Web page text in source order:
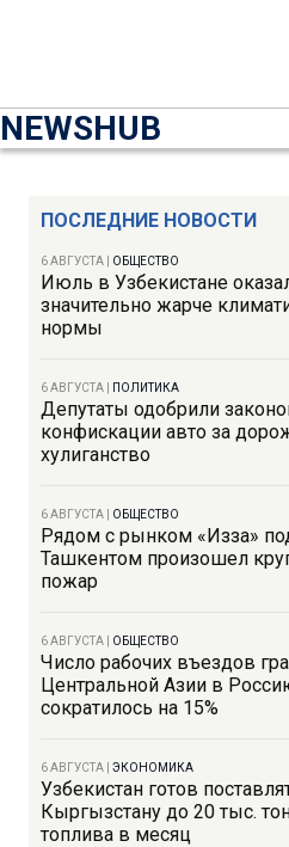
NEWSHUB
ПОСЛЕДНИЕ НОВОСТИ
6 АВГУСТА ОБЩЕСТВО
Июль в Узбекистане
значительно жарче
нормы
6 АВГУСТА ПОЛИТИКА
Депутаты одобрили
конфискации авто за
хулиганство
6 АВГУСТА ОБЩЕСТВО
Рядом с рынком «Изза»
Ташкентом произошел
пожар
6 АВГУСТА ОБЩЕСТВО
Число рабочих въездов
Центральной Азии в
сократилось на 15%
6 АВГУСТА ЭКОНОМИКА
Узбекистан готов
Кыргызстану до 20 тыс.
топлива в месяц